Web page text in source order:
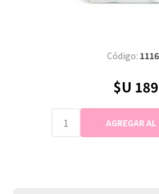
Código:
$U 189